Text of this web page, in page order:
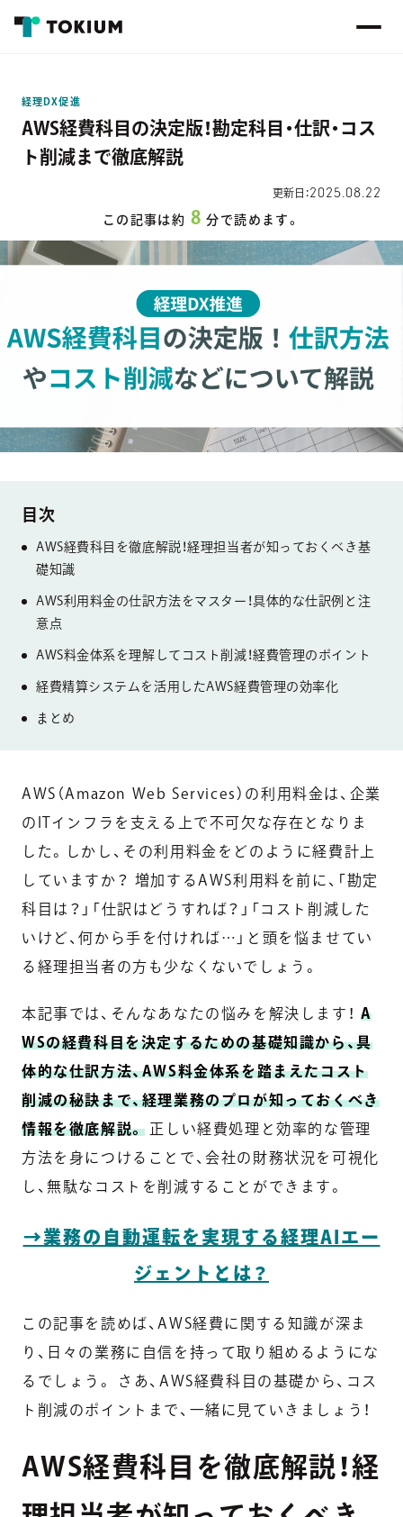
経理DX促進
AWS経費科目の決定版！勘定科目・仕訳・コス
ト削減まで徹底解説
更新日：2025.08.22
この記事は約 8分で読めます。
AWS経費科目を徹底解説！経理担当者が知っておくべき基
礎知識
AWS利用料金の仕訳方法をマスター！具体的な仕訳例と注
意点
AWS料金体系を理解してコスト削減！経費管理のポイント
経費精算システムを活用したAWS経費管理の効率化
まとめ
AWS（Amazon Web Services）の利用料金は、企業
のITインフラを支える上で不可欠な存在となりま
した。しかし、その利用料金をどのように経費計上
していますか？ 増加するAWS利用料を前に、「勘定
科目は？」「仕訳はどうすれば？」「コスト削減した
いけど、何から手を付ければ…」と頭を悩ませてい
る経理担当者の方も少なくないでしょう。
本記事では、そんなあなたの悩みを解決します！ A
WSの経費科目を決定するための基礎知識から、具
体的な仕訳方法、AWS料金体系を踏まえたコスト
削減の秘訣まで、経理業務のプロが知っておくべき
情報を徹底解説。正しい経費処理と効率的な管理
方法を身につけることで、会社の財務状況を可視化
し、無駄なコストを削減することができます。
→業務の自動運転を実現する経理AIエー
ジェントとは？
この記事を読めば、AWS経費に関する知識が深ま
り、日々の業務に自信を持って取り組めるようにな
るでしょう。 さあ、AWS経費科目の基礎から、コス
ト削減のポイントまで、一緒に見ていきましょう！
AWS経費科目を徹底解説！経